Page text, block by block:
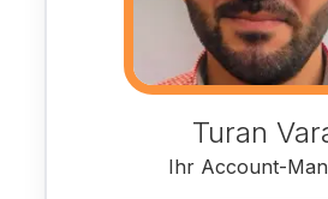
Turan
Ihr Account-